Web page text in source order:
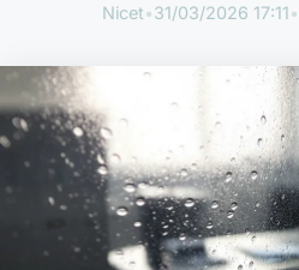
Nicet•31/03/2026 17:11•